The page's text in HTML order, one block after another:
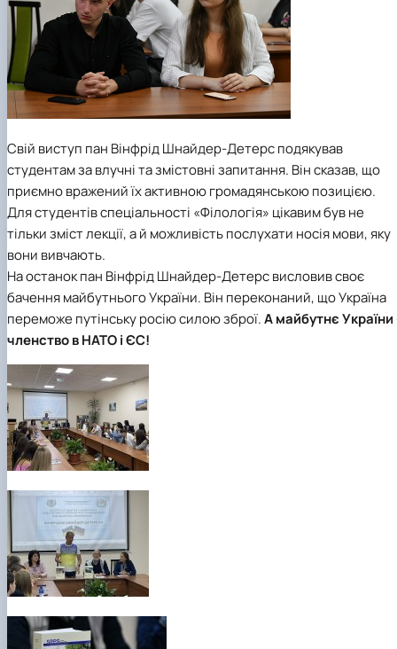
Свій виступ пан Вінфрід Шнайдер-Детерс подякував
студентам за влучні та змістовні запитання. Він сказав, що
приємно вражений їх активною громадянською позицією.
Для студентівспеціальності «Філологія» цікавим був не
тільки зміст лекції, а й можливість послухати носія мови, яку
вони вивчають.
На останок пан Вінфрід Шнайдер-Детерс висловив своє
бачення майбутнього України. Він переконаний, що Україна
переможе путінську росію силою зброї.А майбутнє України
членство в НАТО і ЄС!